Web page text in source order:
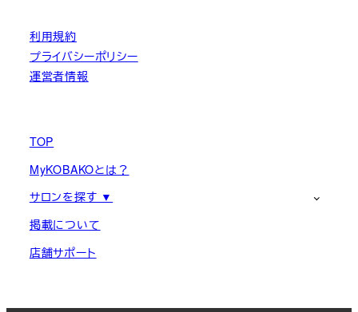
利用規約
プライバシーポリシー
運営者情報
TOP
MyKOBAKOとは？
サロンを探す ▼
掲載について
店舗サポート